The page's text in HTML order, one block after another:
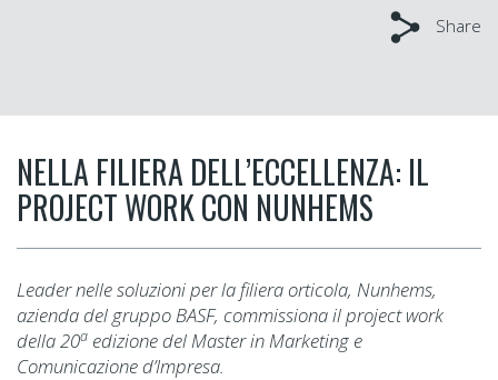
Share
NELLA FILIERA DELL’ECCELLENZA: IL
PROJECT WORK CON NUNHEMS
Leader nelle soluzioni per la filiera orticola, Nunhems,
azienda del gruppo BASF, commissiona il project work
della 20a edizione del Master in Marketing e
Comunicazione d’Impresa.